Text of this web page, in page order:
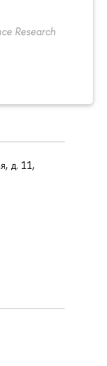
Research
д. 11,